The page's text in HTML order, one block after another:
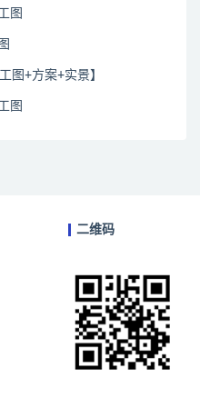
图
图+方案+实景】
图
二维码